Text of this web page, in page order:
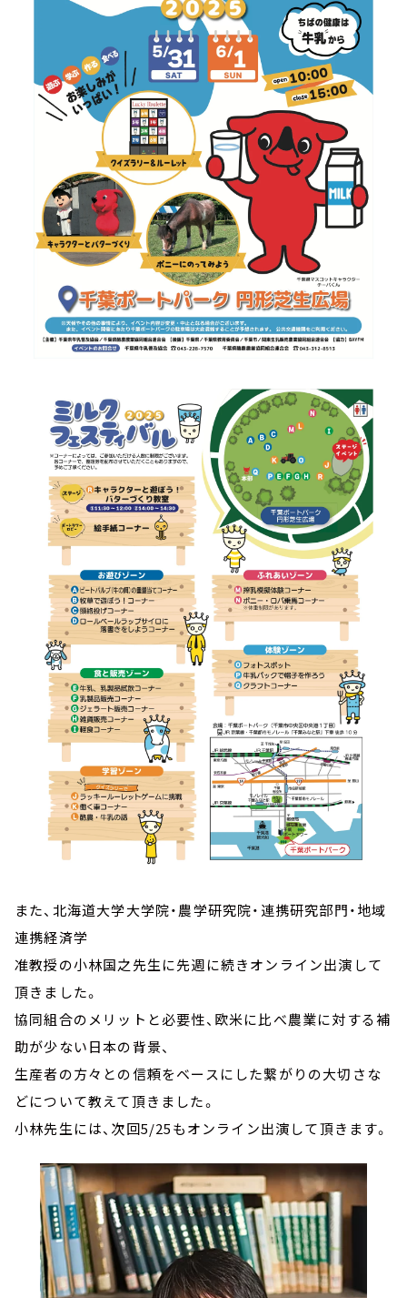
また、北海道大学大学院・農学研究院・連携研究部門・地域
連携経済学
准教授の小林国之先生に先週に続きオンライン出演して
頂きました。
協同組合のメリットと必要性、欧米に比べ農業に対する補
助が少ない日本の背景、
生産者の方々との信頼をベースにした繋がりの大切さな
どについて教えて頂きました。
小林先生には、次回5/25もオンライン出演して頂きます。